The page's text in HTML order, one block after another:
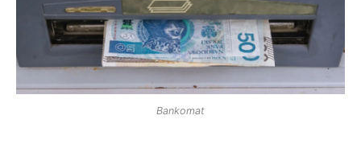
Bankomat